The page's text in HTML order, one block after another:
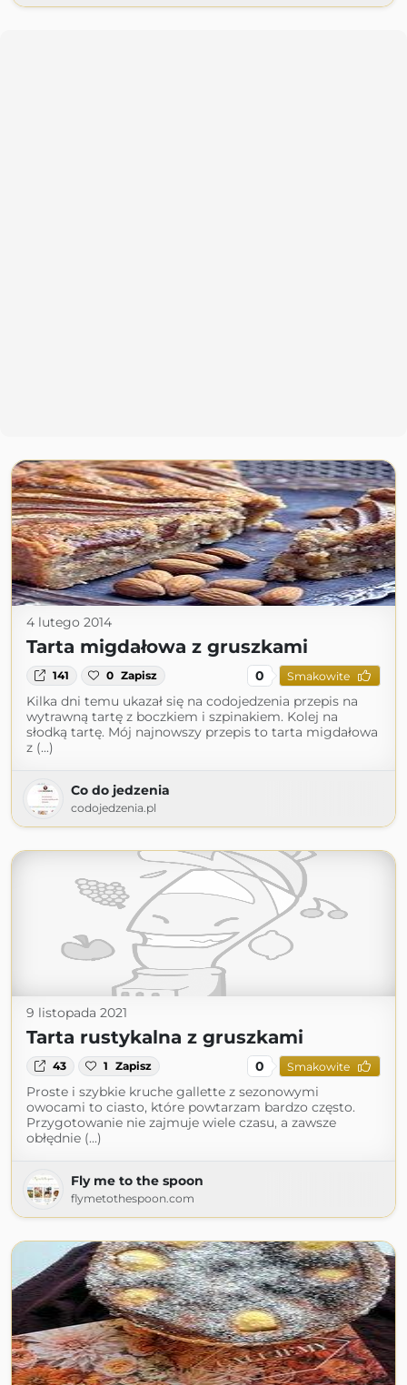
4 lutego 2014
Tarta migdałowa z gruszkami
141 0 Zapisz 0 Smakowite
Kilka dni temu ukazał się na codojedzenia przepis na
wytrawną tartę z boczkiem i szpinakiem. Kolej na
słodką tartę. Mój najnowszy przepis to tarta migdałowa
z (...)
Co do jedzenia
codojedzenia.pl
9 listopada 2021
Tarta rustykalna z gruszkami
43 1 Zapisz 0 Smakowite
Proste i szybkie kruche gallette z sezonowymi
owocami to ciasto, które powtarzam bardzo często.
Przygotowanie nie zajmuje wiele czasu, a zawsze
obłędnie (...)
Fly me to the spoon
flymetothespoon.com